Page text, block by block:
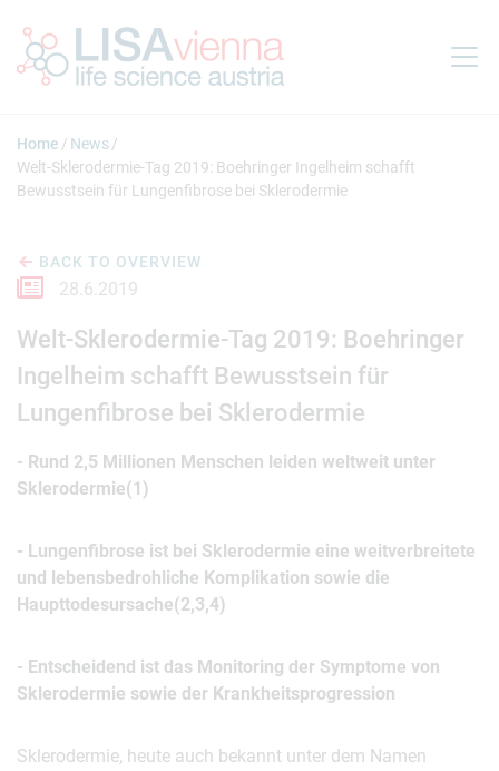
Home
News
Welt-Sklerodermie-Tag 2019: Boehringer Ingelheim schafft
Bewusstsein für Lungenfibrose bei Sklerodermie
BACK TO OVERVIEW
28.6.2019
Welt-Sklerodermie-Tag 2019: Boehringer
Ingelheim schafft Bewusstsein für
Lungenfibrose bei Sklerodermie
- Rund 2,5 Millionen Menschen leiden weltweit unter
Sklerodermie(1)
- Lungenfibrose ist bei Sklerodermie eine weitverbreitete
und lebensbedrohliche Komplikation sowie die
Haupttodesursache(2,3,4)
- Entscheidend ist das Monitoring der Symptome von
Sklerodermie sowie der Krankheitsprogression
Sklerodermie, heute auch bekannt unter dem Namen